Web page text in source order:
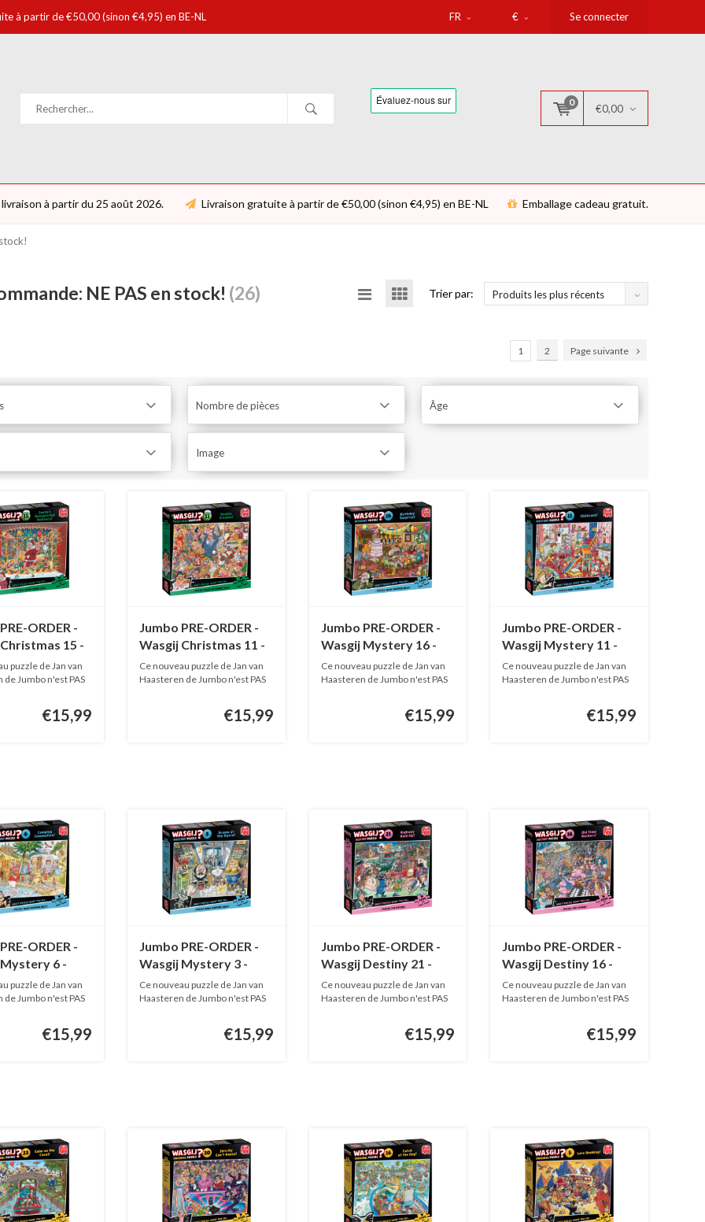
à partir de €50,00 (sinon €4,95) en BE-NL FR € Se connecter
0
€0,00
livraison à partir du 25 août 2026. Livraison gratuite à partir de €50,00 (sinon €4,95) en BE-NL Emballage cadeau gratuit.
NE PAS en stock! (26) Trier par: Produits les plus récents
1 2 Page suivante
Nombre de pièces Âge
Image
ORDER -
15 -
Unexpected
- 1000 pièces
puzzle de Jan van
Jumbo n'est PAS
€15,99
Jumbo PRE-ORDER -
Wasgij Christmas 11 -
Double Trouble! - 1000
pièces
Ce nouveau puzzle de Jan van
Haasteren de Jumbo n'est PAS
€15,99
Jumbo PRE-ORDER -
Wasgij Mystery 16 -
Birthday Surprise! -
1000 pièces
Ce nouveau puzzle de Jan van
Haasteren de Jumbo n'est PAS
€15,99
Jumbo PRE-ORDER -
Wasgij Mystery 11 -
Childcare! - 1000
pièces
Ce nouveau puzzle de Jan van
Haasteren de Jumbo n'est PAS
€15,99
ORDER -
6 -
Commotion!
puzzle de Jan van
Jumbo n'est PAS
€15,99
Jumbo PRE-ORDER -
Wasgij Mystery 3 -
Drama at the Opera! -
1000 pièces
Ce nouveau puzzle de Jan van
Haasteren de Jumbo n'est PAS
€15,99
Jumbo PRE-ORDER -
Wasgij Destiny 21 -
Highway Hold-Up! -
1000 pièces
Ce nouveau puzzle de Jan van
Haasteren de Jumbo n'est PAS
€15,99
Jumbo PRE-ORDER -
Wasgij Destiny 16 -
Old Time Rockers! -
1000 pièces
Ce nouveau puzzle de Jan van
Haasteren de Jumbo n'est PAS
€15,99